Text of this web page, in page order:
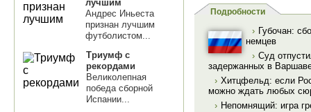
лучшим
Андрес Иньеста
признан лучшим
футболистом...
Триумф с
рекордами
Великолепная
победа сборной
Испании...
Подробности
› Губочан:
немцев
› Суд
задержанных в
› Хитцфельд: если
можно ждать любых
› Непомнящий: игра